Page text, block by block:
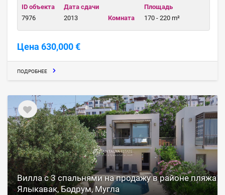
ID объекта
7976
Дата сдачи
2013
Комната
Площадь
170 - 220 m²
Цена 630,000 €
ПОДРОБНЕЕ
Вилла с 3 спальнями на продажу в районе пляжа
Ялыкавак, Бодрум, Мугла